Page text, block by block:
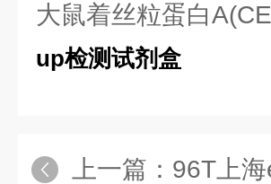
大鼠着丝粒蛋白
up检测试剂盒
上一篇： 96T上